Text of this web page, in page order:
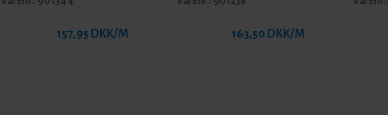
157,95 DKK/M 163,50 DKK/M